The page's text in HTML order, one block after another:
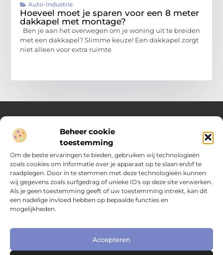
Beheer cookie
toestemming
Om de beste ervaringen te bieden, gebruiken wij technologieën
zoals cookies om informatie over je apparaat op te slaan en/of te
raadplegen. Door in te stemmen met deze technologieën kunnen
wij gegevens zoals surfgedrag of unieke ID's op deze site verwerken.
Als je geen toestemming geeft of uw toestemming intrekt, kan dit
een nadelige invloed hebben op bepaalde functies en
mogelijkheden.
Accepteren
Auto-Industrie
Hoeveel moet je sparen voor een 8 meter
dakkapel met montage?
Ben je aan het overwegen om je woning uit te breiden
met een dakkapel? Slimme keuze! Een dakkapel zorgt
niet alleen voor extra ruimte
Over Compleet Zakelijk
Praktische inzichten voor slimme beslissingen
Laat je inspireren door diverse artikelen vol toepasbare tips,
heldere inzichten en frisse perspectieven. Alles wat je nodig
hebt om met vertrouwen en overzicht keuzes te maken in het
dagelijks leven en werk.